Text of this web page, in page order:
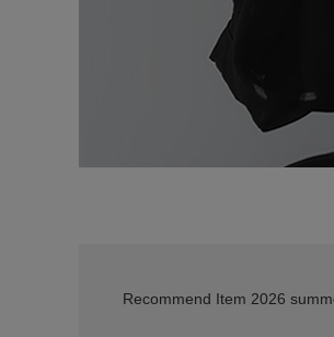
Recommend Item 2026